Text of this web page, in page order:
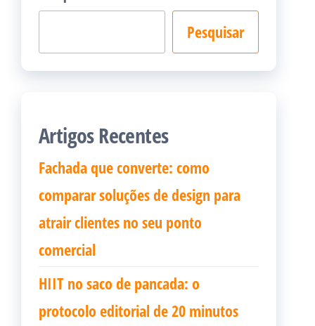
Pesquisar
Artigos Recentes
Fachada que converte: como
comparar soluções de design para
atrair clientes no seu ponto
comercial
HIIT no saco de pancada: o
protocolo editorial de 20 minutos